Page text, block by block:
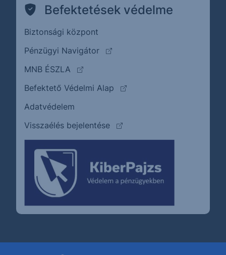
Befektetések védelme
Biztonsági központ
Pénzügyi Navigátor
(külső oldalra ugrik)
MNB ÉSZLA
(külső oldalra ugrik)
Befektető Védelmi Alap
(külső oldalra ugrik)
Adatvédelem
Visszaélés bejelentése
(külső oldalra ugrik)